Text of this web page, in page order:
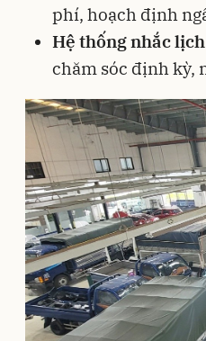
phí, hoạch định
Hệ thống nhắc
chăm sóc định kỳ,